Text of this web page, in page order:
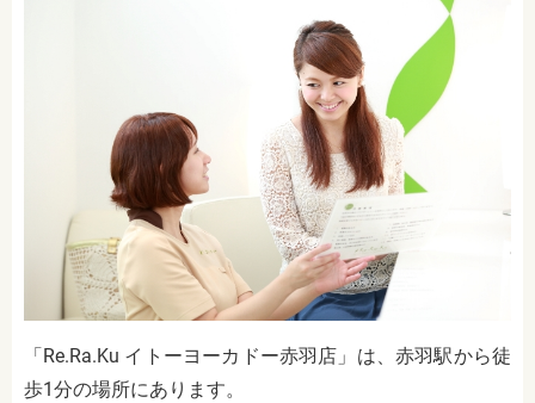
「Re.Ra.Ku イトーヨーカドー赤羽店」は、赤羽駅から徒
歩1分の場所にあります。